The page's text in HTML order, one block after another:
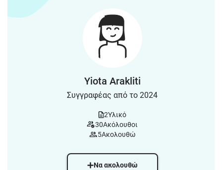
Yiota Arakliti
Συγγραφέας από το 2024
2Υλικό
30Ακόλουθοι
5Ακολουθώ
Να ακολουθώ